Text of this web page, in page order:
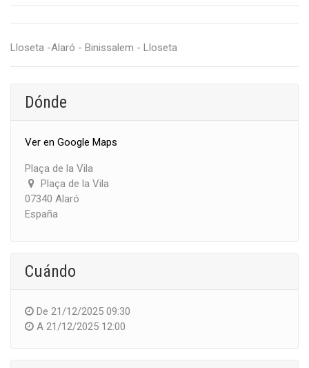
Lloseta -Alaró - Binissalem - Lloseta
Dónde
Ver en Google Maps
Plaça de la Vila
Plaça de la Vila
07340 Alaró
España
Cuándo
De 21/12/2025 09:30
A 21/12/2025 12:00